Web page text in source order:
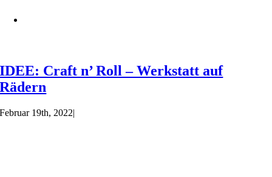
IDEE: Craft n’ Roll – Werkstatt auf
Rädern
Februar 19th, 2022|